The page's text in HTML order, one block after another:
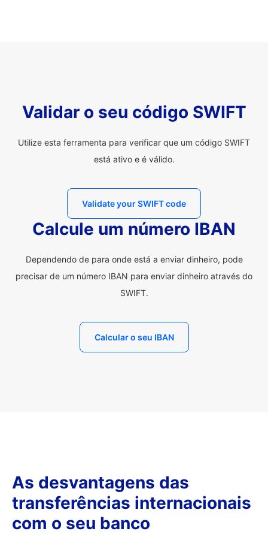
Validar o seu código SWIFT
Utilize esta ferramenta para verificar que um código SWIFT
está ativo e é válido.
Validate your SWIFT code
Calcule um número IBAN
Dependendo de para onde está a enviar dinheiro, pode
precisar de um número IBAN para enviar dinheiro através do
SWIFT.
Calcular o seu IBAN
As desvantagens das
transferências internacionais
com o seu banco